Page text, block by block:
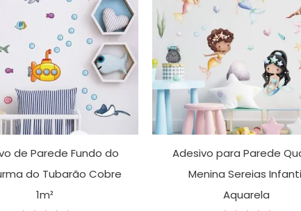
de Parede Fundo do
do Tubarão Cobre
1m²
Adesivo para Parede
Menina Sereias
Aquarela